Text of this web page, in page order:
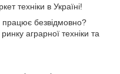
техніки в Україні!
безвідмовно?
аграрної техніки та